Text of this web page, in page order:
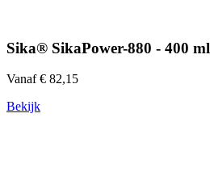
Sika® SikaPower-880 - 400 ml
Vanaf € 82,15
Bekijk